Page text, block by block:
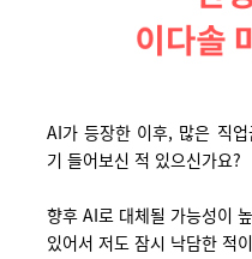
AI가 등장한 이후, 많은 직
기 들어보신 적 있으신가요?
향후 AI로 대체될 가능성이
있어서 저도 잠시 낙담한 적